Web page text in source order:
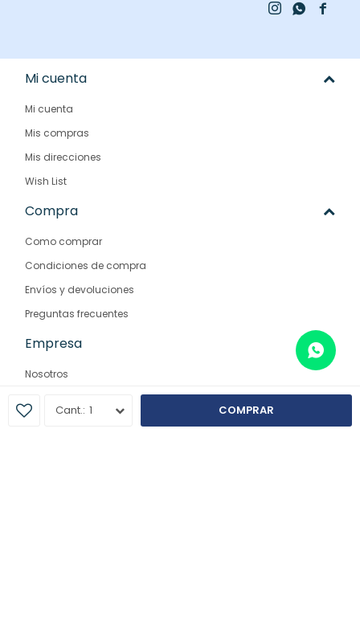
1 COMPRAR

 
Mi cuenta
Mi cuenta
Mis compras
Mis direcciones
Wish List
Compra
Como comprar
Condiciones de compra
Envíos y devoluciones
Preguntas frecuentes
Empresa
Nosotros